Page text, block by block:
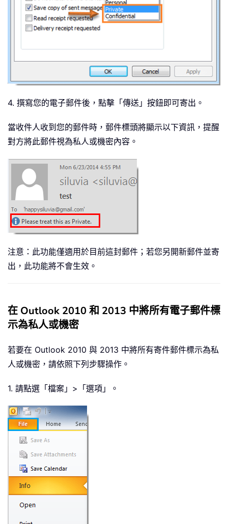
4. 撰寫您的電子郵件後，點擊「傳送」按鈕即可寄出。
當收件人收到您的郵件時，郵件標頭將顯示以下資訊，提醒
對方將此郵件視為私人或機密內容。
注意：此功能僅適用於目前這封郵件；若您另開新郵件並寄
出，此功能將不會生效。
在 Outlook 2010 和 2013 中將所有電子郵件標
示為私人或機密
若要在 Outlook 2010 與 2013 中將所有寄件郵件標示為私
人或機密，請依照下列步驟操作。
1. 請點選「檔案」>「選項」。